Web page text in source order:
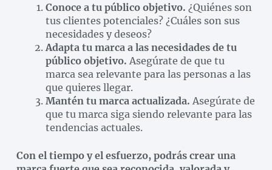
Conoce a tu público objetivo. ¿Quiénes son
tus clientes potenciales? ¿Cuáles son sus
necesidades y deseos?
Adapta tu marca a las necesidades de tu
público objetivo. Asegúrate de que tu
marca sea relevante para las personas a las
que quieres llegar.
Mantén tu marca actualizada. Asegúrate de
que tu marca siga siendo relevante para las
tendencias actuales.
Con el tiempo y el esfuerzo, podrás crear una